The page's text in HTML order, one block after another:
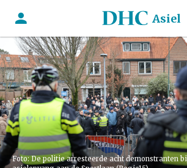
Asiel
Foto: De politie arresteerde acht demonstranten